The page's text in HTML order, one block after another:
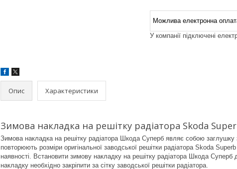
У компанії підключені
Опис Характеристики
Зимова накладка на решітку радіатора Skoda
Зимова накладка на решітку радіатора Шкода Суперб являє собою
повторюють розміри оригінальної заводської решітки радіатора Skoda
наявності. Встановити зимову накладку на решітку радіатора Шкода
накладку необхідно закріпити за сітку заводської решітки радіатора.